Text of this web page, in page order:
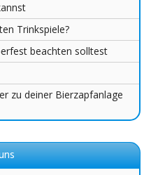
Trinkspiele?
beachten solltest
zu deiner Bierzapfanlage